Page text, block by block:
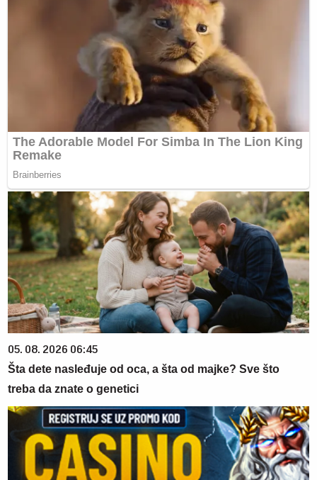
05. 08. 2026 06:45
Šta dete nasleđuje od oca, a šta od majke? Sve što
treba da znate o genetici